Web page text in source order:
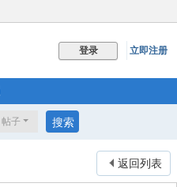
登录 立即注册
帖子 搜索
返回列表